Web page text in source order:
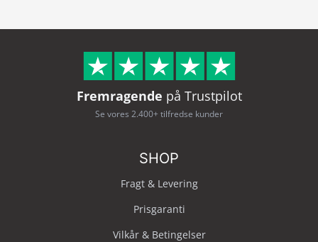
Fremragende på Trustpilot
Se vores 2.400+ tilfredse kunder
SHOP
Fragt & Levering
Prisgaranti
Vilkår & Betingelser